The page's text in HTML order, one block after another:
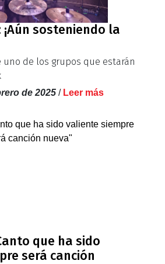
sosteniendo la
uno de los grupos que estarán
de 2025 / Leer más
que ha sido
será canción